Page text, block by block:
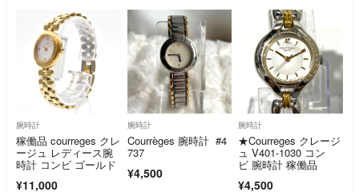
腕時計
稼働品 courreges クレ
ージュ レディース腕
時計 コンビ ゴールド
¥11,000
腕時計
Courrèges 腕時計 #4
737
¥4,500
腕時計
★Courreges クレージ
ュ V401-1030 コン
ビ 腕時計 稼働品
¥4,500